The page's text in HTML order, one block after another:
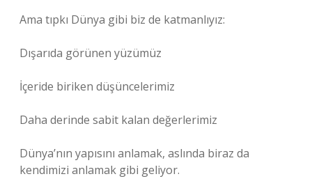
Ama tıpkı Dünya gibi biz de katmanlıyız:
Dışarıda görünen yüzümüz
İçeride biriken düşüncelerimiz
Daha derinde sabit kalan değerlerimiz
Dünya’nın yapısını anlamak, aslında biraz da
kendimizi anlamak gibi geliyor.